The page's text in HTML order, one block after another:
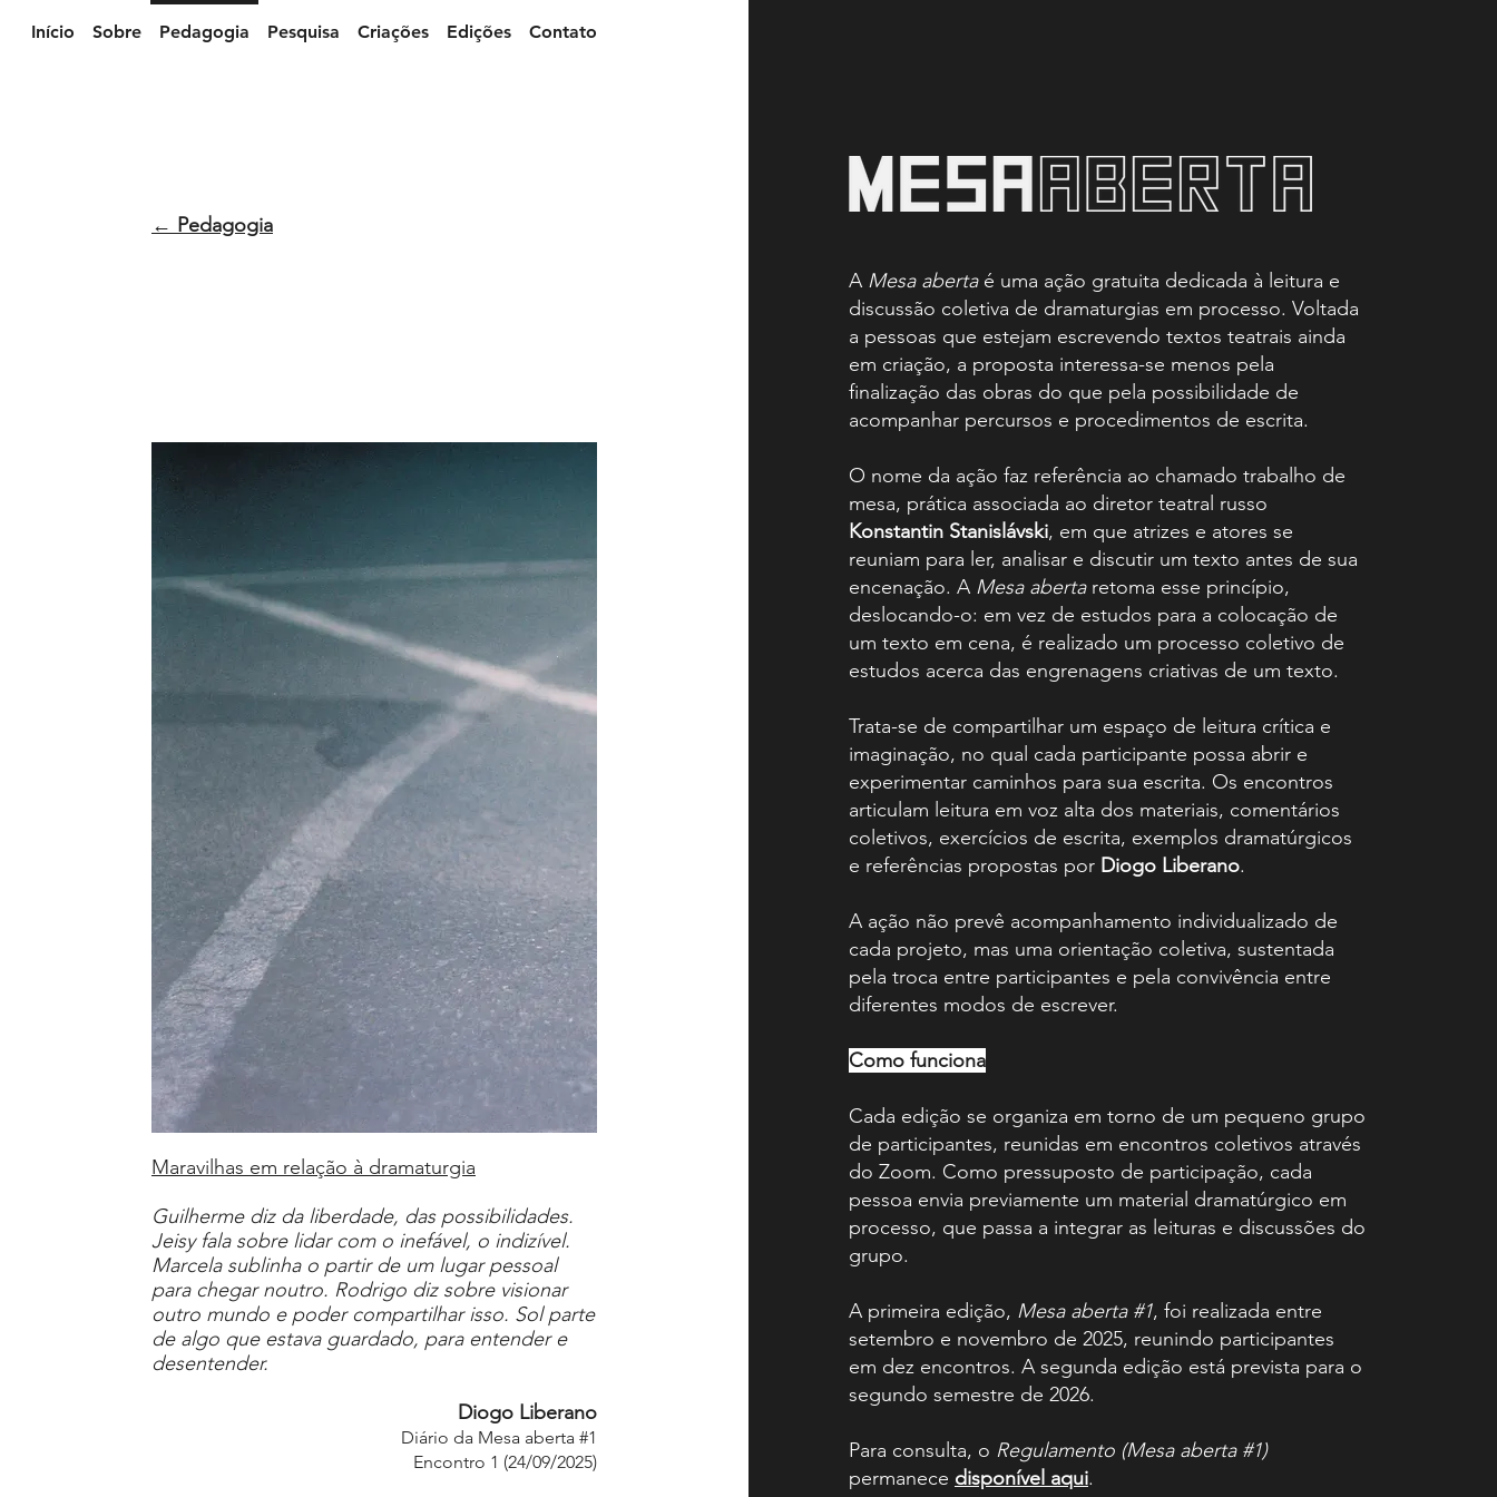
Início Sobre Pedagogia Pesquisa Criações Edições Contato
← Pedagogia
Maravilhas em relação à dramaturgia
Guilherme diz da liberdade, das possibilidades.
Jeisy fala sobre lidar com o inefável, o indizível.
Marcela sublinha o partir de um lugar pessoal
para chegar noutro. Rodrigo diz sobre visionar
outro mundo e poder compartilhar isso. Sol parte
de algo que estava guardado, para entender e
desentender.
Diogo Liberano
Diário da Mesa aberta #1
Encontro 1 (24/09/2025)
A Mesa aberta é uma ação gratuita dedicada à leitura e
discussão coletiva de dramaturgias em processo. Voltada
a pessoas que estejam escrevendo textos teatrais ainda
em criação, a proposta interessa-se menos pela
finalização das obras do que pela possibilidade de
acompanhar percursos e procedimentos de escrita.
O nome da ação faz referência ao chamado trabalho de
mesa, prática associada ao diretor teatral russo
Konstantin Stanislávski, em que atrizes e atores se
reuniam para ler, analisar e discutir um texto antes de sua
encenação. A Mesa aberta retoma esse princípio,
deslocando-o: em vez de estudos para a colocação de
um texto em cena, é realizado um processo coletivo de
estudos acerca das engrenagens criativas de um texto.
Trata-se de compartilhar um espaço de leitura crítica e
imaginação, no qual cada participante possa abrir e
experimentar caminhos para sua escrita. Os encontros
articulam leitura em voz alta dos materiais, comentários
coletivos, exercícios de escrita, exemplos dramatúrgicos
e referências propostas por Diogo Liberano.
A ação não prevê acompanhamento individualizado de
cada projeto, mas uma orientação coletiva, sustentada
pela troca entre participantes e pela convivência entre
diferentes modos de escrever.
Como funciona
Cada edição se organiza em torno de um pequeno grupo
de participantes, reunidas em encontros coletivos através
do Zoom. Como pressuposto de participação, cada
pessoa envia previamente um material dramatúrgico em
processo, que passa a integrar as leituras e discussões do
grupo.
A primeira edição, Mesa aberta #1, foi realizada entre
setembro e novembro de 2025, reunindo participantes
em dez encontros. ​​A segunda edição está prevista para o
segundo semestre de 2026.
Para consulta, o Regulamento (Mesa aberta #1)
permanece disponível aqui.